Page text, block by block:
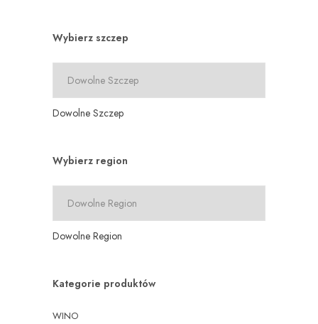
Wybierz szczep
Dowolne Szczep
Wybierz region
Dowolne Region
Kategorie produktów
WINO